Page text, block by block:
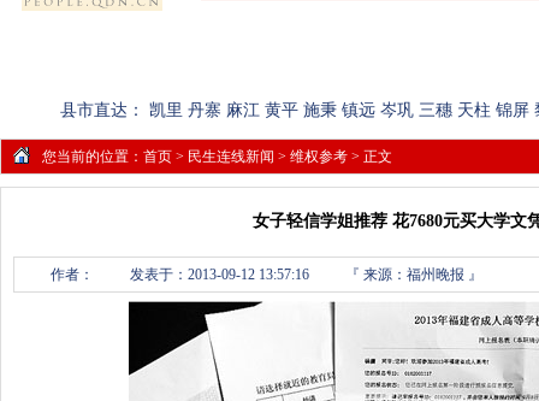
县市直达： 凯里 丹寨 麻江 黄平 施秉 镇远 岑巩 三穗 天柱 锦屏
您当前的位置： 首页 > 民生连线新闻 > 维权参考 > 正文
女子轻信学姐推荐 花7680元买大学文
作者： 发表于：2013-09-12 13:57:16 『 来源：福州晚报 』